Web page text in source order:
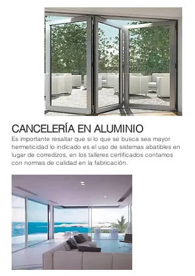
CANCELERÍA EN ALUMINIO
Es importante resaltar que si lo que se busca sea mayor
hermeticidad lo indicado es el uso de sistemas abatibles en
lugar de corredizos, en los talleres certificados contamos
con normas de calidad en la fabricación.